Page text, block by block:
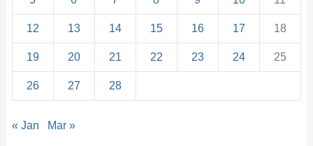
12 13 14 15 16 17 18
19 20 21 22 23 24 25
26 27 28
« Jan Mar »